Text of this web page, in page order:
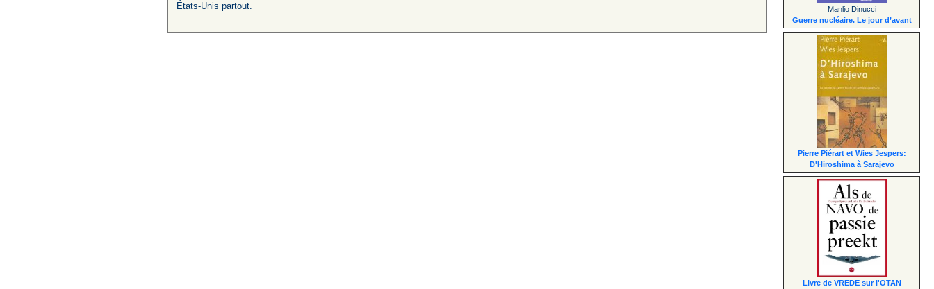
États-Unis partout.
Manlio Dinucci
Guerre nucléaire. Le jour d’avant
Pierre Piérart et Wies Jespers:
D'Hiroshima à Sarajevo
Livre de VREDE sur l'OTAN